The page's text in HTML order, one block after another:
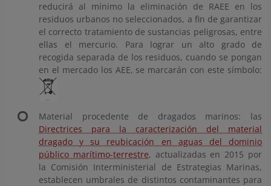
reducirá al mínimo la eliminación de RAEE en los
residuos urbanos no seleccionados, a fin de garantizar
el correcto tratamiento de sustancias peligrosas, entre
ellas el mercurio. Para lograr un alto grado de
recogida separada de los residuos, cuando se pongan
en el mercado los AEE, se marcarán con este símbolo:
Material procedente de dragados marinos: las
Directrices para la caracterización del material
dragado y su reubicación en aguas del dominio
público marítimo-terrestre, actualizadas en 2015 por
la Comisión Interministerial de Estrategias Marinas,
establecen umbrales de distintos contaminantes para